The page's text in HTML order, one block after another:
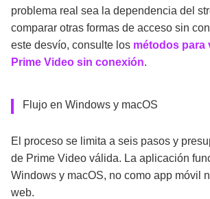
problema real sea la dependencia del
comparar otras formas de acceso sin
este desvío, consulte los métodos para
Prime Video sin conexión.
Flujo en Windows y macOS
El proceso se limita a seis pasos y
de Prime Video válida. La aplicación
Windows y macOS, no como app móvil
web.